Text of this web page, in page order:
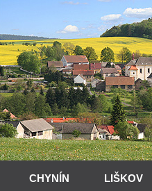
CHYNÍN LIŠKOV